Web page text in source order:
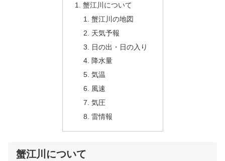
蟹江川について
蟹江川の地図
天気予報
日の出・日の入り
降水量
気温
風速
気圧
雷情報
蟹江川について